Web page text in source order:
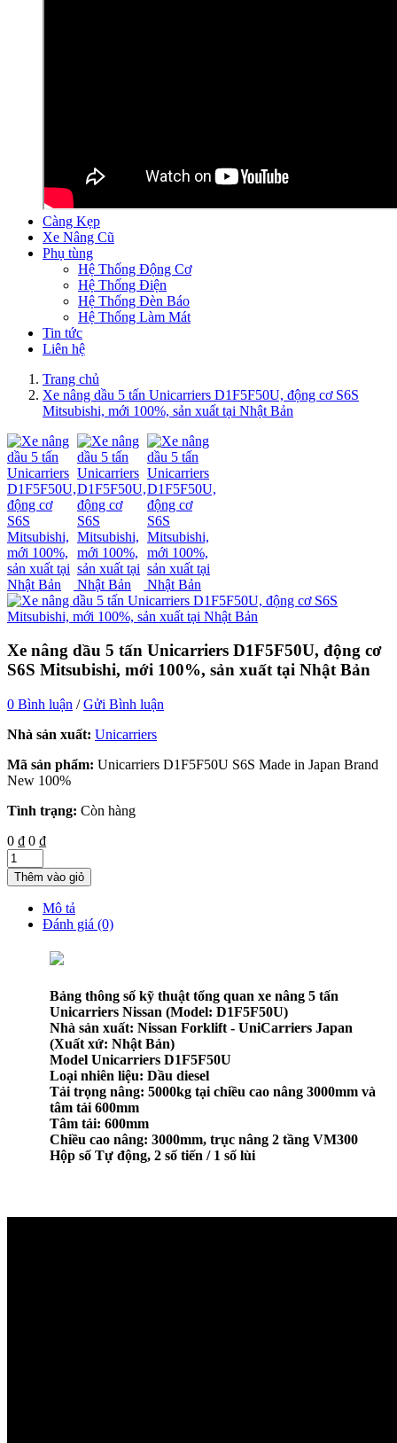
Càng Kẹp
Xe Nâng Cũ
Phụ tùng
Hệ Thống Động Cơ
Hệ Thống Điện
Hệ Thống Đèn Báo
Hệ Thống Làm Mát
Tin tức
Liên hệ
Trang chủ
Xe nâng dầu 5 tấn Unicarriers D1F5F50U, động cơ S6S
Mitsubishi, mới 100%, sản xuất tại Nhật Bản
Xe nâng dầu 5 tấn Unicarriers D1F5F50U, động cơ
S6S Mitsubishi, mới 100%, sản xuất tại Nhật Bản
0 Bình luận /Gửi Bình luận
Nhà sản xuất: Unicarriers
Mã sản phẩm: Unicarriers D1F5F50U S6S Made in Japan Brand
New 100%
Tình trạng: Còn hàng
0 ₫ 0 ₫
Thêm vào giỏ
Mô tả
Đánh giá (0)
Bảng thông số kỹ thuật tổng quan xe nâng 5 tấn
Unicarriers Nissan (Model: D1F5F50U)
Nhà sản xuất: Nissan Forklift - UniCarriers Japan
(Xuất xứ: Nhật Bản)
Model Unicarriers D1F5F50U
Loại nhiên liệu: Dầu diesel
Tải trọng nâng: 5000kg tại chiều cao nâng 3000mm và
tâm tải 600mm
Tâm tải: 600mm
Chiều cao nâng: 3000mm, trục nâng 2 tầng VM300
Hộp số Tự động, 2 số tiến / 1 số lùi